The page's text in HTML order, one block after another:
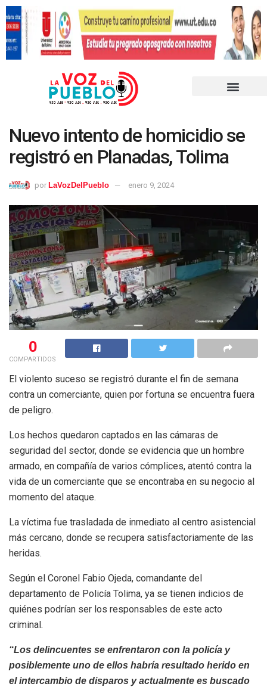
Nuevo intento de homicidio se
registró en Planadas, Tolima
por LaVozDelPueblo enero 9, 2024
0
COMPARTIDOS
El violento suceso se registró durante el fin de semana
contra un comerciante, quien por fortuna se encuentra fuera
de peligro.
Los hechos quedaron captados en las cámaras de
seguridad del sector, donde se evidencia que un hombre
armado, en compañía de varios cómplices, atentó contra la
vida de un comerciante que se encontraba en su negocio al
momento del ataque.
La víctima fue trasladada de inmediato al centro asistencial
más cercano, donde se recupera satisfactoriamente de las
heridas.
Según el Coronel Fabio Ojeda, comandante del
departamento de Policía Tolima, ya se tienen indicios de
quiénes podrían ser los responsables de este acto
criminal.
“Los delincuentes se enfrentaron con la policía y
posiblemente uno de ellos habría resultado herido en
el intercambio de disparos y actualmente es buscado